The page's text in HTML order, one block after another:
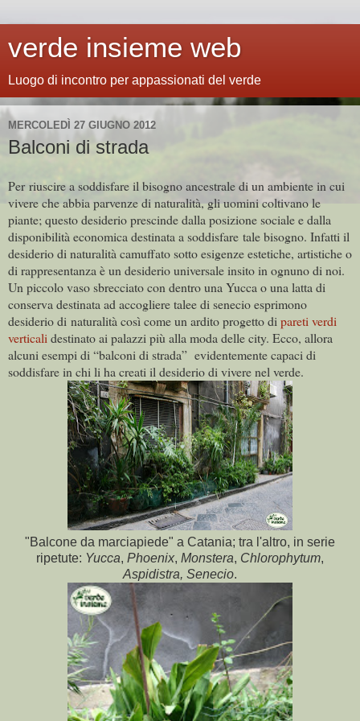
verde insieme web
Luogo di incontro per appassionati del verde
MERCOLEDÌ 27 GIUGNO 2012
Balconi di strada
Per riuscire a soddisfare il bisogno ancestrale di un ambiente in cui
vivere che abbia parvenze di naturalità, gli uomini coltivano le
piante; questo desiderio prescinde dalla posizione sociale e dalla
disponibilità economica destinata a soddisfare tale bisogno. Infatti il
desiderio di naturalità camuffato sotto esigenze estetiche, artistiche o
di rappresentanza è un desiderio universale insito in ognuno di noi.
Un piccolo vaso sbrecciato con dentro una Yucca o una latta di
conserva destinata ad accogliere talee di senecio esprimono
desiderio di naturalità così come un ardito progetto di pareti verdi
verticali destinato ai palazzi più alla moda delle city. Ecco, allora
alcuni esempi di “balconi di strada” evidentemente capaci di
soddisfare in chi li ha creati il desiderio di vivere nel verde.
"Balcone da marciapiede" a Catania; tra l'altro, in serie
ripetute: Yucca, Phoenix, Monstera, Chlorophytum,
Aspidistra, Senecio.